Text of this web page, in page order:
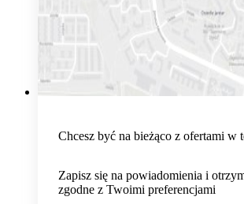
Chcesz być na bieżąco z ofertami w
Zapisz się na powiadomienia i
zgodne z Twoimi preferencjami